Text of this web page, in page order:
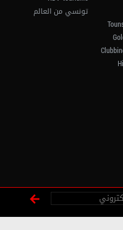
تونسي من العالم